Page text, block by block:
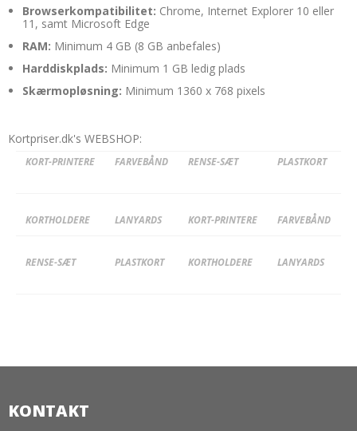
Browserkompatibilitet: Chrome, Internet Explorer 10 eller
11, samt Microsoft Edge
RAM: Minimum 4 GB (8 GB anbefales)
Harddiskplads: Minimum 1 GB ledig plads
Skærmopløsning: Minimum 1360 x 768 pixels
Kortpriser.dk's WEBSHOP:
KORT-PRINTERE FARVEBÅND RENSE-SÆT PLASTKORT
KORTHOLDERE LANYARDS KORT-PRINTERE FARVEBÅND
RENSE-SÆT PLASTKORT KORTHOLDERE LANYARDS
KONTAKT